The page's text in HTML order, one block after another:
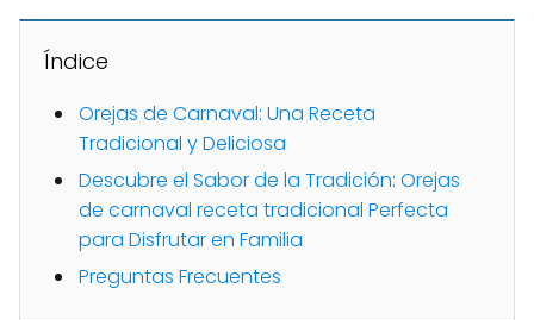
Índice
Orejas de Carnaval: Una Receta
Tradicional y Deliciosa
Descubre el Sabor de la Tradición: Orejas
de carnaval receta tradicional Perfecta
para Disfrutar en Familia
Preguntas Frecuentes